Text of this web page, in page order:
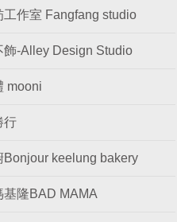
工作室 Fangfang studio
飾-Alley Design Studio
mooni
行
Bonjour keelung bakery
基隆BAD MAMA